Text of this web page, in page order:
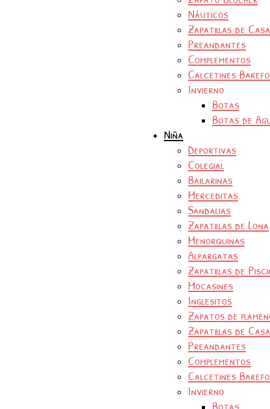
Náuticos
Zapatillas de Casa
Preandantes
Complementos
Calcetines
Invierno
Botas
Botas de
Niña
Deportivas
Colegial
Bailarinas
Merceditas
Sandalias
Zapatillas de Lona
Menorquinas
Alpargatas
Zapatillas de
Mocasines
Inglesitos
Zapatos de
Zapatillas de Casa
Preandantes
Complementos
Calcetines
Invierno
Botas